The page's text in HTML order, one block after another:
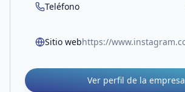
Teléfono
Sitio web
Ver perfil de la empresa